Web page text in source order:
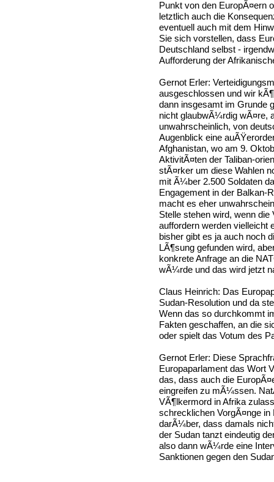
Punkt von den EuropÃ¤ern
letztlich auch die
eventuell auch mit dem
Sie sich vorstellen, dass
Deutschland selbst -
Aufforderung der
Gernot Erler:
ausgeschlossen und wir
dann insgesamt im Grunde
nicht glaubwÃ¼rdig wÃ¤re,
unwahrscheinlich, von
Augenblick eine
Afghanistan, wo am 9.
AktivitÃ¤ten der Taliban-
stÃ¤rker um diese Wahlen
mit Ã¼ber 2.500 Soldaten
Engagement in der Balkan-
macht es eher
Stelle stehen wird, wenn
auffordern werden vielleicht
bisher gibt es ja auch noch
LÃ¶sung gefunden wird,
konkrete Anfrage an die
wÃ¼rde und das wird jetzt
Claus Heinrich: Das
Sudan-Resolution und da
Wenn das so durchkommt
Fakten geschaffen, an die
oder spielt das Votum des
Gernot Erler: Diese
Europaparlament das Wort
das, dass auch die
eingreifen zu mÃ¼ssen.
VÃ¶lkermord in Afrika
schrecklichen VorgÃ¤nge
darÃ¼ber, dass damals
der Sudan tanzt eindeutig
also dann wÃ¼rde eine
Sanktionen gegen den